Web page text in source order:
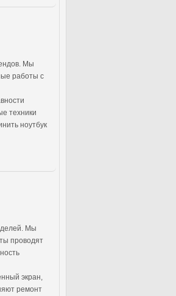
Мы
работы с
техники
ноутбук
Мы
проводят
экран,
ремонт